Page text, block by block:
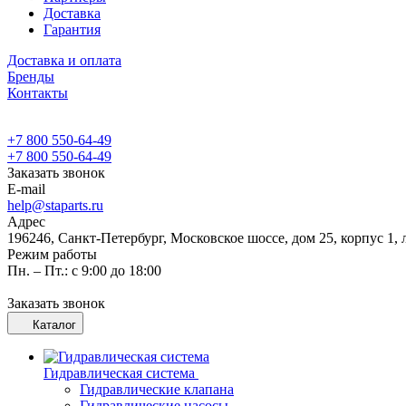
Доставка
Гарантия
Доставка и оплата
Бренды
Контакты
+7 800 550-64-49
+7 800 550-64-49
Заказать звонок
E-mail
help@staparts.ru
Адрес
196246, Санкт-Петербург, Московское шоссе, дом 25, корпус 1,
Режим работы
Пн. – Пт.: с 9:00 до 18:00
Заказать звонок
Каталог
Гидравлическая система
Гидравлические клапана